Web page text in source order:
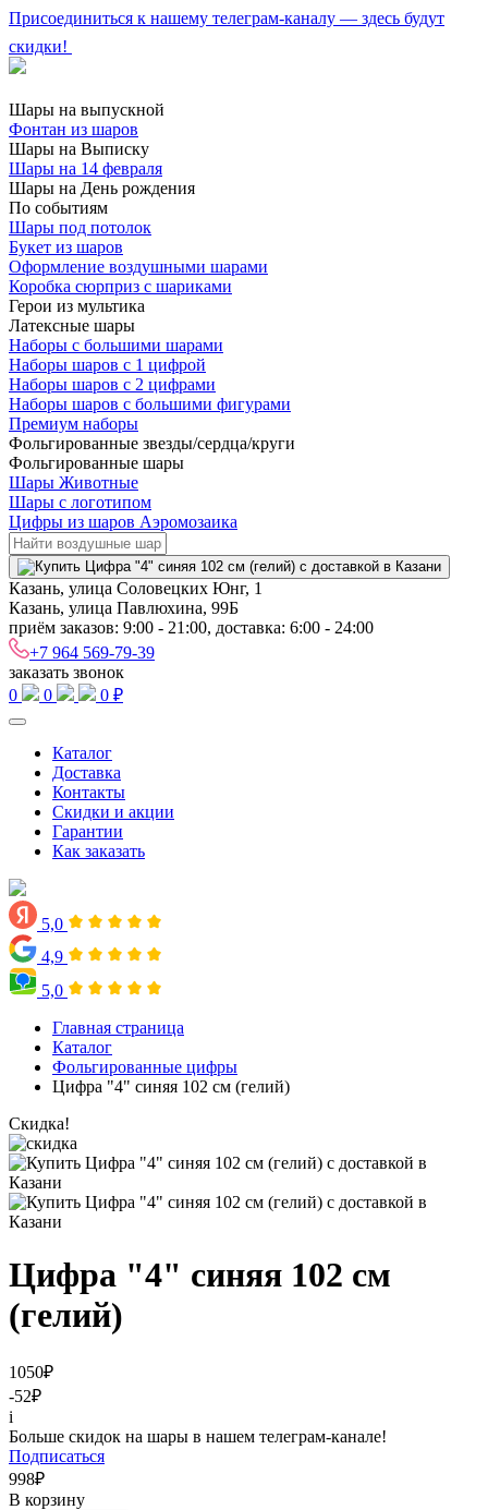
Присоединиться к нашему телеграм-каналу — здесь будут
скидки!
Шары на выпускной
Фонтан из шаров
Шары на Выписку
Шары на 14 февраля
Шары на День рождения
По событиям
Шары под потолок
Букет из шаров
Оформление воздушными шарами
Коробка сюрприз с шариками
Герои из мультика
Латексные шары
Наборы с большими шарами
Наборы шаров с 1 цифрой
Наборы шаров с 2 цифрами
Наборы шаров с большими фигурами
Премиум наборы
Фольгированные звезды/сердца/круги
Фольгированные шары
Шары Животные
Шары с логотипом
Цифры из шаров Аэромозаика
Казань, улица Соловецких Юнг, 1
Казань, улица Павлюхина, 99Б
приём заказов: 9:00 - 21:00, доставка: 6:00 - 24:00
+7 964 569-79-39
заказать звонок
0
0 0 ₽
Каталог
Доставка
Контакты
Скидки и акции
Гарантии
Как заказать
5,0
4,9
5,0
Главная страница
Каталог
Фольгированные цифры
Цифра "4" синяя 102 см (гелий)
Скидка!
Цифра "4" синяя 102 см
(гелий)
1050₽
-52₽
i
Больше скидок на шары в нашем телеграм-канале!
Подписаться
998₽
В корзину